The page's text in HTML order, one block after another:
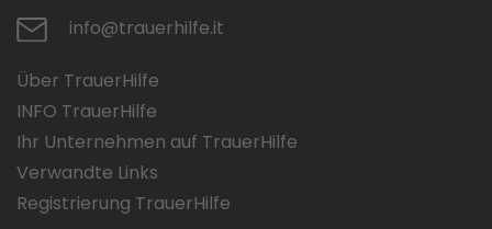
info@trauerhilfe.it
Über TrauerHilfe
INFO TrauerHilfe
Ihr Unternehmen auf TrauerHilfe
Verwandte Links
Registrierung TrauerHilfe